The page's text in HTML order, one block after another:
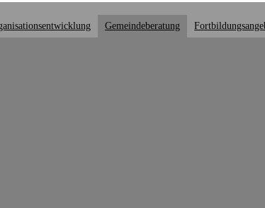
Gemeindeberatung